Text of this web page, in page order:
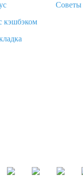
кэшбэком
Советы